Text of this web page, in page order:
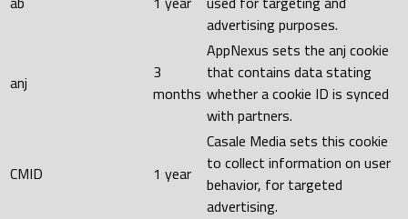
advertising purposes.
anj
3
months
AppNexus sets the anj cookie
that contains data stating
whether a cookie ID is synced
with partners.
CMID 1 year
Casale Media sets this cookie
to collect information on user
behavior, for targeted
advertising.